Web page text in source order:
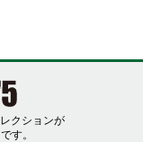
クションが
す。